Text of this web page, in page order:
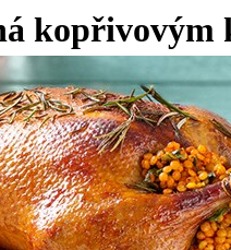
kopřivovým